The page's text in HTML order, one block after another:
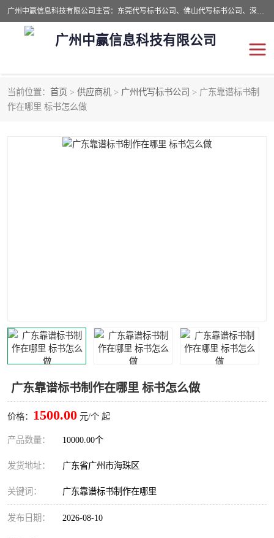
广州中赢信息科技有限公司主营：东莞代写标书公司、佛山代写标书公司、深圳代写标书公司等,食品类标书、工程类类标书,经验丰富的标书制作团队,24小时加急服务,多对一服务。
广州中赢信息科技有限公司
当前位置： 首页 > 供应商机 > 广州代写标书公司 > 广东靠谱标书制
作在哪里 标书怎么做
广东靠谱标书制作在哪里 标书怎么做
价格： 1500.00 元/个 起
产品数量： 10000.00个
发货地址： 广东省广州市海珠区
关键词： 广东靠谱标书制作在哪里
发布日期： 2026-08-10
东莞代写标书公司
深圳代写标书公司 广州代写标书公司